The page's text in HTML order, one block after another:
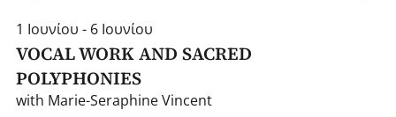
1 Ιουνίου - 6 Ιουνίου
VOCAL WORK AND SACRED
POLYPHONIES
with Marie-Seraphine Vincent